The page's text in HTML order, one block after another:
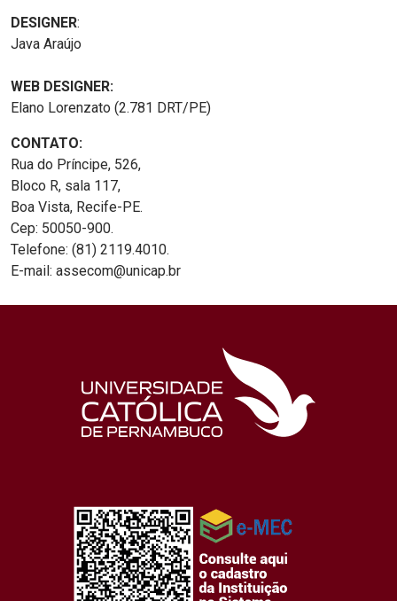
DESIGNER:
Java Araújo
WEB DESIGNER:
Elano Lorenzato (2.781 DRT/PE)
CONTATO:
Rua do Príncipe, 526,
Bloco R, sala 117,
Boa Vista, Recife-PE.
Cep: 50050-900.
Telefone: (81) 2119.4010.
E-mail: assecom@unicap.br